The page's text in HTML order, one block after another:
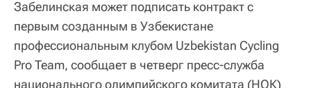
Забелинская может подписать контракт с
первым созданным в Узбекистане
профессиональным клубом Uzbekistan Cycling
Pro Team, сообщает в четверг пресс-служба
национального олимпийского комитата (НОК)